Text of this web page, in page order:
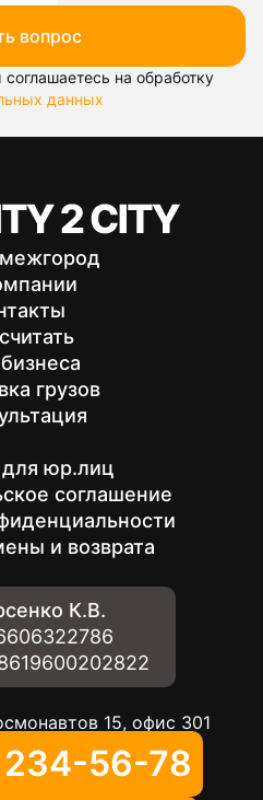
вопрос
на обработку
данных
грузов
юр.лиц
соглашение
и возврата
К.В.
15, офис 301
56-78